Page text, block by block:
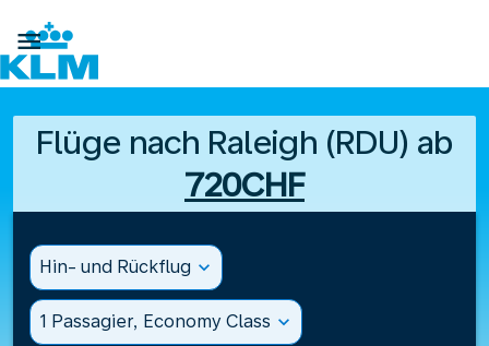

Flüge nach Raleigh (RDU) ab
720CHF
Hin- und Rückflug expand_more
1 Passagier, Economy Class expand_more